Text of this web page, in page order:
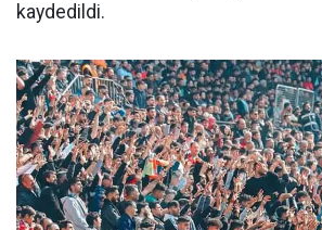
kaydedildi.